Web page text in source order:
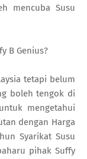
mencuba Susu
B Genius?
tetapi belum
boleh tengok di
untuk mengetahui
dengan Harga
Syarikat Susu
pihak Suffy